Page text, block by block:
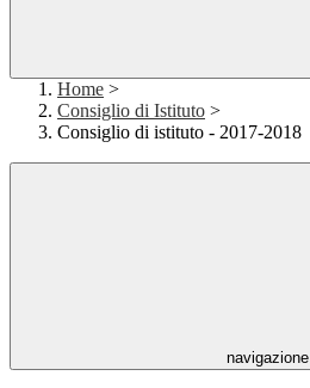
Home >
Consiglio di Istituto >
Consiglio di istituto - 2017-2018
navigazione